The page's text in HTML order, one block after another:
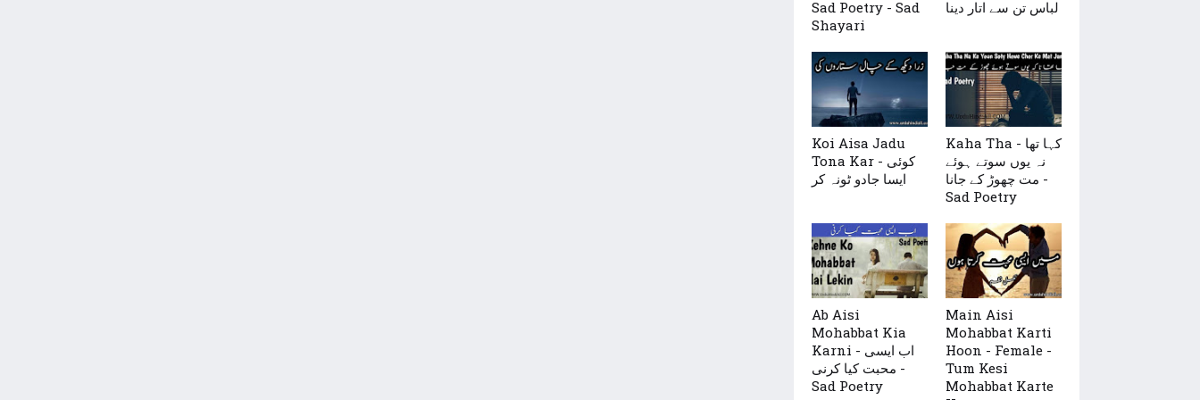
Sad Poetry - Sad
Shayari
لباس تن سے اتار دینا
Koi Aisa Jadu
Tona Kar - کوئی
ایسا جادو ٹونہ کر
Kaha Tha - کہا تھا
نہ یوں سوتے ہوئے
مت چھوڑ کے جانا -
Sad Poetry
Ab Aisi
Mohabbat Kia
Karni - اب ایسی
محبت کیا کرنی -
Sad Poetry
Main Aisi
Mohabbat Karti
Hoon - Female -
Tum Kesi
Mohabbat Karte